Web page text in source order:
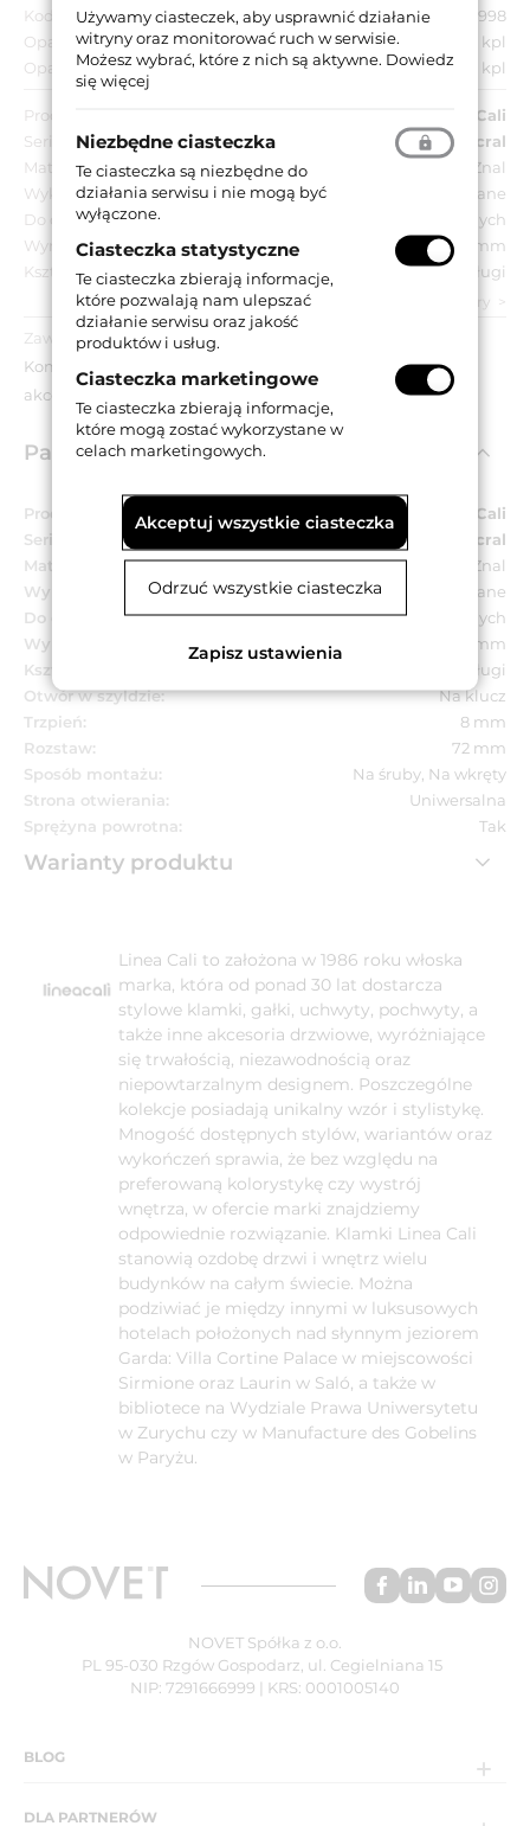
Kod EAN:
8032731653998
Opakowanie jednostkowe:
1 kpl
Opakowanie zbiorcze:
1 kpl
Producent:
Linea Cali
Seria:
Garda Zincral
Materiał:
Znal
Wykończenie:
OG - brązowione przecierane
Do drzwi:
Wewnętrznych
Wymiar szyldu:
40x245 mm
Kształt szyldu:
Długi
zobacz wszystkie parametry
Zawartość opakowania:
Komplet klamek na długich szyldach z otworem na klucz,
akcesoria montażowe.
Parametry techniczne
Producent:
Linea Cali
Seria:
Garda Zincral
Materiał:
Znal
Wykończenie:
OG - brązowione przecierane
Do drzwi:
Wewnętrznych
Wymiar szyldu:
40x245 mm
Kształt szyldu:
Długi
Otwór w szyldzie:
Na klucz
Trzpień:
8 mm
Rozstaw:
72 mm
Sposób montażu:
Na śruby, Na wkręty
Strona otwierania:
Uniwersalna
Sprężyna powrotna:
Tak
Warianty produktu
Linea Cali to założona w 1986 roku włoska
marka, która od ponad 30 lat dostarcza
stylowe klamki, gałki, uchwyty, pochwyty, a
także inne akcesoria drzwiowe, wyróżniające
się trwałością, niezawodnością oraz
niepowtarzalnym designem. Poszczególne
kolekcje posiadają unikalny wzór i stylistykę.
Mnogość dostępnych stylów, wariantów oraz
wykończeń sprawia, że bez względu na
preferowaną kolorystykę czy wystrój
wnętrza, w ofercie marki znajdziemy
odpowiednie rozwiązanie. Klamki Linea Cali
stanowią ozdobę drzwi i wnętrz wielu
budynków na całym świecie. Można
podziwiać je między innymi w luksusowych
hotelach położonych nad słynnym jeziorem
Garda: Villa Cortine Palace w miejscowości
Sirmione oraz Laurin w Saló, a także w
bibliotece na Wydziale Prawa Uniwersytetu
w Zurychu czy w Manufacture des Gobelins
w Paryżu.
NOVET Spółka z o.o.
PL 95-030 Rzgów Gospodarz, ul. Cegielniana 15
NIP: 7291666999 | KRS: 0001005140
BLOG
DLA PARTNERÓW
Używamy ciasteczek, aby usprawnić działanie
witryny oraz monitorować ruch w serwisie.
Możesz wybrać, które z nich są aktywne. Dowiedz
się więcej
Niezbędne ciasteczka
Te ciasteczka są niezbędne do
działania serwisu i nie mogą być
wyłączone.
Ciasteczka statystyczne
Te ciasteczka zbierają informacje,
które pozwalają nam ulepszać
działanie serwisu oraz jakość
produktów i usług.
Ciasteczka marketingowe
Te ciasteczka zbierają informacje,
które mogą zostać wykorzystane w
celach marketingowych.
Akceptuj wszystkie ciasteczka
Odrzuć wszystkie ciasteczka
Zapisz ustawienia